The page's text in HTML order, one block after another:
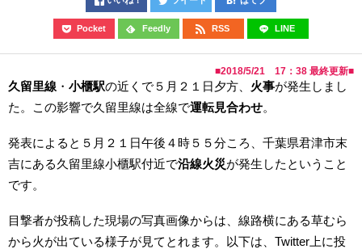
Pocket Feedly RSS LINE
■2018/5/21 17：38 最終更新■
久留里線 ・ 小櫃駅の近くで５月２１日夕方、 火事が発生しまし
た。この影響で久留里線は全線で運転見合わせ。
発表によると５月２１日午後４時５５分ころ、千葉県君津市末
吉にある久留里線小櫃駅付近で沿線火災が発生したということ
です。
目撃者が投稿した現場の写真画像からは、線路横にある草むら
から火が出ている様子が見てとれます。以下は、Twitter上に投